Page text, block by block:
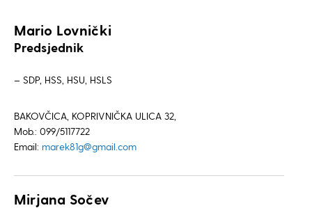
Mario Lovnički
Predsjednik
– SDP, HSS, HSU, HSLS
BAKOVČICA, KOPRIVNIČKA ULICA 32,
Mob.: 099/5117722
Email: marek81g@gmail.com
Mirjana Sočev